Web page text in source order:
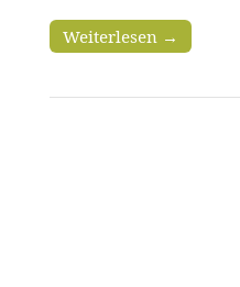
Weiterlesen →